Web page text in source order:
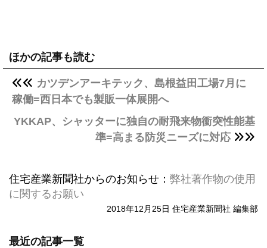
ほかの記事も読む
カツデンアーキテック、島根益田工場7月に
稼働=西日本でも製販一体展開へ
YKKAP、シャッターに独自の耐飛来物衝突性能基
準=高まる防災ニーズに対応
住宅産業新聞社からのお知らせ： 弊社著作物の使用
に関するお願い
2018年12月25日 住宅産業新聞社 編集部
最近の記事一覧